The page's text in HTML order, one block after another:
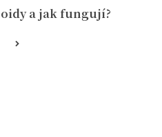
a jak fungují?